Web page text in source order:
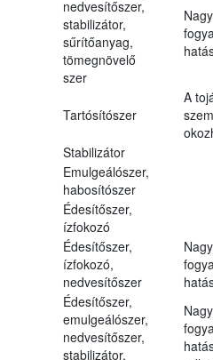
nedvesítőszer,
stabilizátor,
sűrítőanyag,
tömegnövelő
szer
Tartósítószer
A
Stabilizátor
Emulgeálószer,
habosítószer
Édesítőszer,
ízfokozó
Édesítőszer,
ízfokozó,
nedvesítőszer
Édesítőszer,
emulgeálószer,
nedvesítőszer,
stabilizátor,